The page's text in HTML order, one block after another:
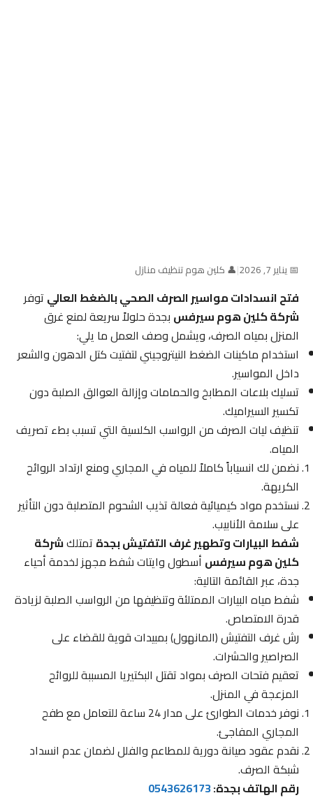
📅 يناير 7, 2026 |👤 كلين هوم تنظيف منازل
فتح انسدادات مواسير الصرف الصحي بالضغط العاليتوفر
شركة كلين هوم سيرفسبجدة حلولاً سريعة لمنع غرق
المنزل بمياه الصرف، ويشمل وصف العمل ما يلي:
استخدام ماكينات الضغط النيتروجيني لتفتيت كتل الدهون والشعر
داخل المواسير.
تسليك بلاعات المطابخ والحمامات وإزالة العوالق الصلبة دون
تكسير السيراميك.
تنظيف ليات الصرف من الرواسب الكلسية التي تسبب بطء تصريف
المياه.
نضمن لك انسياباً كاملاً للمياه في المجاري ومنع ارتداد الروائح
الكريهة.
نستخدم مواد كيميائية فعالة تذيب الشحوم المتصلبة دون التأثير
على سلامة الأنابيب.
شفط البيارات وتطهير غرف التفتيش بجدةتمتلكشركة
كلين هوم سيرفسأسطول وايتات شفط مجهز لخدمة أحياء
جدة، عبر القائمة التالية:
شفط مياه البيارات الممتلئة وتنظيفها من الرواسب الصلبة لزيادة
قدرة الامتصاص.
رش غرف التفتيش (المانهول) بمبيدات قوية للقضاء على
الصراصير والحشرات.
تعقيم فتحات الصرف بمواد تقتل البكتيريا المسببة للروائح
المزعجة في المنزل.
نوفر خدمات الطوارئ على مدار 24 ساعة للتعامل مع طفح
المجاري المفاجئ.
نقدم عقود صيانة دورية للمطاعم والفلل لضمان عدم انسداد
شبكة الصرف.
رقم الهاتف بجدة:0543626173